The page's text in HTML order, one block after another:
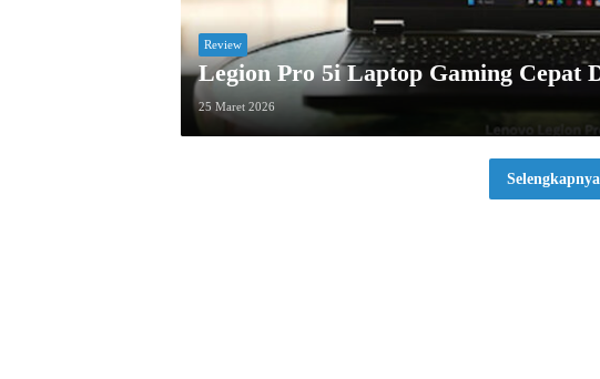
Review
Legion Pro 5i Laptop Gaming Cepat
25 Maret 2026
Selengkapnya